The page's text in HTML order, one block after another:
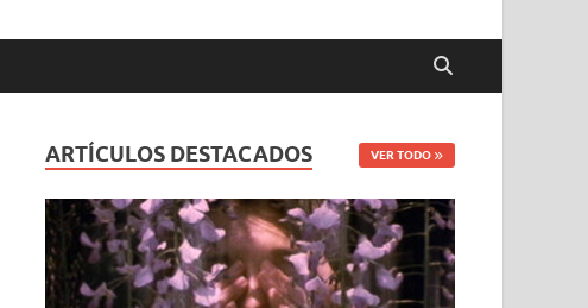
ARTÍCULOS DESTACADOS VER TODO